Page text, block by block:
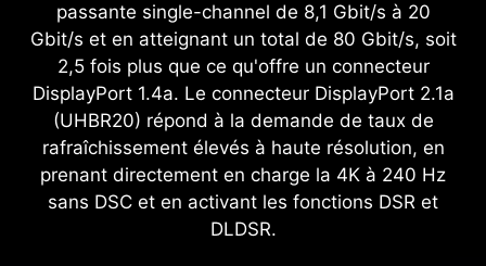
passante single-channel de 8,1 Gbit/s à 20
Gbit/s et en atteignant un total de 80 Gbit/s, soit
2,5 fois plus que ce qu'offre un connecteur
DisplayPort 1.4a. Le connecteur DisplayPort 2.1a
(UHBR20) répond à la demande de taux de
rafraîchissement élevés à haute résolution, en
prenant directement en charge la 4K à 240 Hz
sans DSC et en activant les fonctions DSR et
DLDSR.